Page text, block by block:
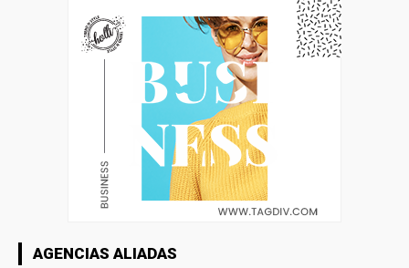
AGENCIAS ALIADAS